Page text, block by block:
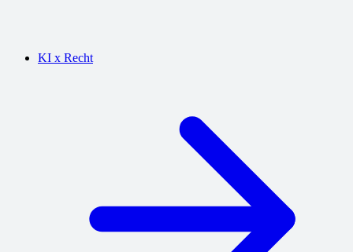
KI x Recht